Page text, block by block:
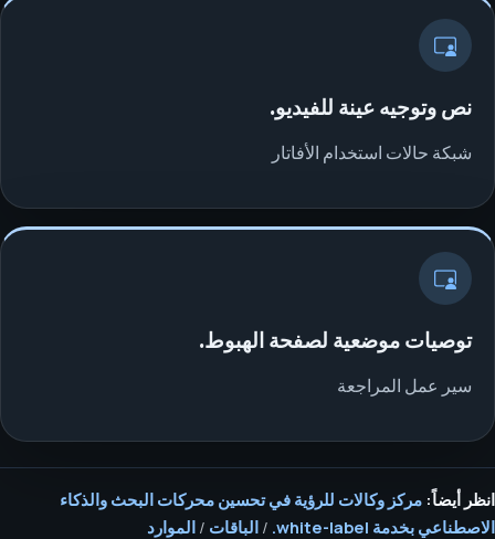
نص وتوجيه عينة للفيديو.
شبكة حالات استخدام الأفاتار
توصيات موضعية لصفحة الهبوط.
سير عمل المراجعة
انظر أيضاً: مركز وكالات للرؤية في تحسين محركات البحث والذكاء
الاصطناعي بخدمة white-label.
/ الباقات / الموارد